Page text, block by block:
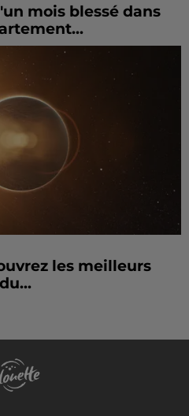
mois blessé dans
les meilleurs